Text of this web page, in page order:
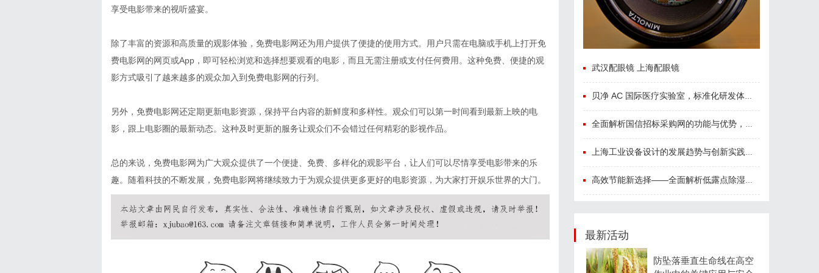
享受电影带来的视听盛宴。
除了丰富的资源和高质量的观影体验，免费电影网还为用户提供了便捷的使用方式。用户只需在电脑或手机上打开免
费电影网的网页或App，即可轻松浏览和选择想要观看的电影，而且无需注册或支付任何费用。这种免费、便捷的观
影方式吸引了越来越多的观众加入到免费电影网的行列。
另外，免费电影网还定期更新电影资源，保持平台内容的新鲜度和多样性。观众们可以第一时间看到最新上映的电
影，跟上电影圈的最新动态。这种及时更新的服务让观众们不会错过任何精彩的影视作品。
总的来说，免费电影网为广大观众提供了一个便捷、免费、多样化的观影平台，让人们可以尽情享受电影带来的乐
趣。随着科技的不断发展，免费电影网将继续致力于为观众提供更多更好的电影资源，为大家打开娱乐世界的大门。
武汉配眼镜 上海配眼镜
贝净 AC 国际医疗实验室，标准化研发体系全解析
全面解析国信招标采购网的功能与优势，助力企业高效招标采购
上海工业设备设计的发展趋势与创新实践探索
高效节能新选择——全面解析低露点除湿机的应用与优势
最新活动
防坠落垂直生命线在高空